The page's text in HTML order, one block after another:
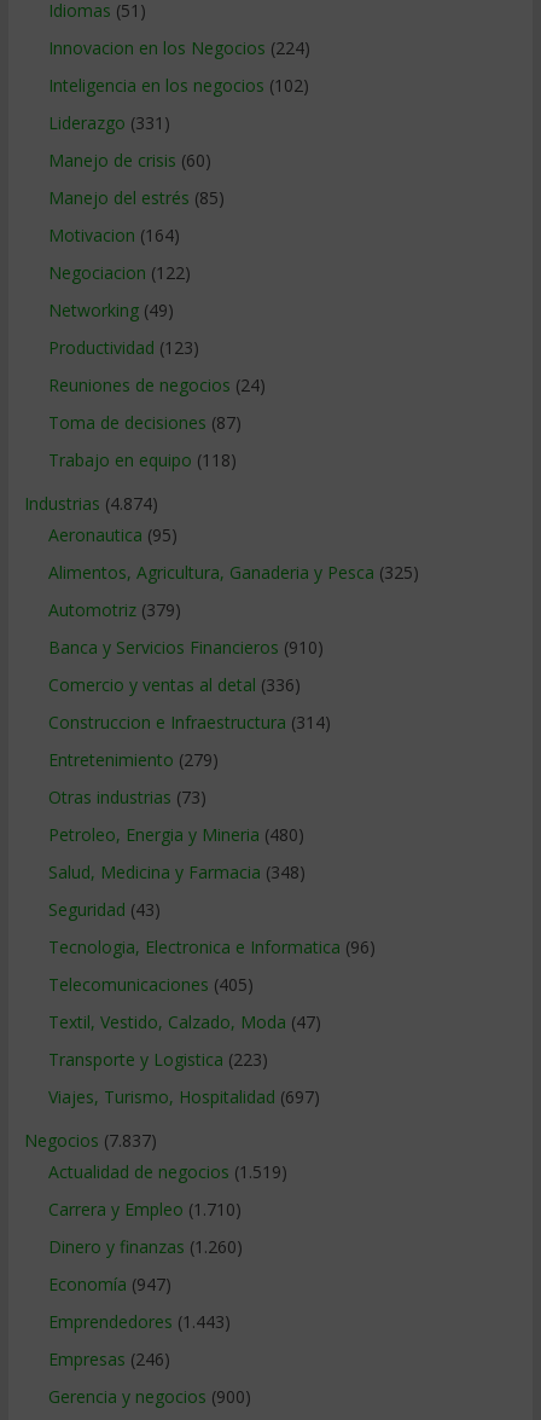
Idiomas (51)
Innovacion en los Negocios (224)
Inteligencia en los negocios (102)
Liderazgo (331)
Manejo de crisis (60)
Manejo del estrés (85)
Motivacion (164)
Negociacion (122)
Networking(49)
Productividad (123)
Reuniones de negocios (24)
Toma de decisiones (87)
Trabajo en equipo (118)
Industrias (4.874)
Aeronautica (95)
Alimentos, Agricultura, Ganaderia y Pesca (325)
Automotriz(379)
Banca y Servicios Financieros (910)
Comercio y ventas al detal (336)
Construccion e Infraestructura (314)
Entretenimiento (279)
Otras industrias (73)
Petroleo, Energia y Mineria (480)
Salud, Medicina y Farmacia (348)
Seguridad (43)
Tecnologia, Electronica e Informatica (96)
Telecomunicaciones (405)
Textil, Vestido, Calzado, Moda (47)
Transporte y Logistica (223)
Viajes, Turismo, Hospitalidad (697)
Negocios (7.837)
Actualidad de negocios (1.519)
Carrera y Empleo (1.710)
Dinero y finanzas (1.260)
Economía (947)
Emprendedores (1.443)
Empresas (246)
Gerencia y negocios (900)